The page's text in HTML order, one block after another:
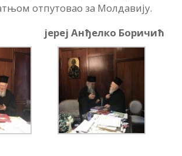
отпутовао за Молдавију.
јереј Анђелко Боричић